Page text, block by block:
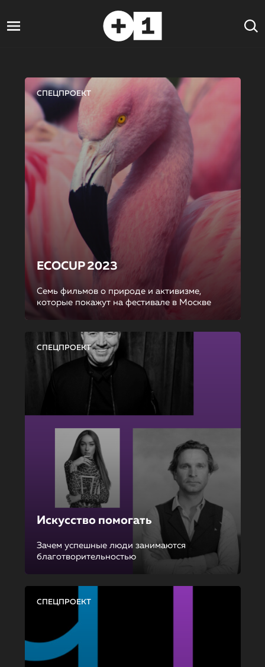
СПЕЦПРОЕКТ
ECOCUP 2023
Семь фильмов о природе и активизме,
которые покажут на фестивале в Москве
СПЕЦПРОЕКТ
Искусство помогать
Зачем успешные люди занимаются
благотворительностью
СПЕЦПРОЕКТ